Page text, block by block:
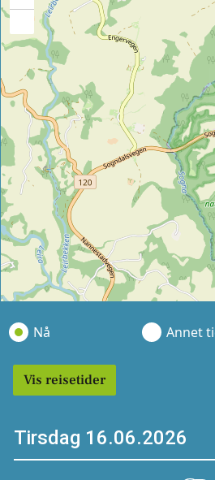
Nå Annet
Vis reisetider
Tirsdag 16.06.2026